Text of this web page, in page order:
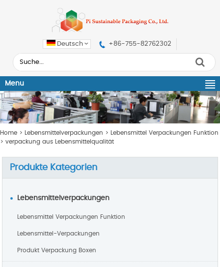
Deutsch +86-755-82762302
Menu
Home > Lebensmittelverpackungen >
Lebensmittel Verpackungen Funktion
> verpackung aus Lebensmittelqualität
Produkte Kategorien
Lebensmittelverpackungen
Lebensmittel Verpackungen Funktion
Lebensmittel-Verpackungen
Produkt Verpackung Boxen